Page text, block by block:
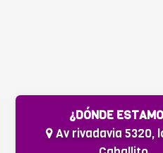
¿DÓNDE
Av rivadavia 5320,